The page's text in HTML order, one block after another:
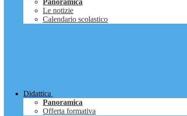
Panoramica
Le notizie
Calendario scolastico
Didattica
Panoramica
Offerta formativa